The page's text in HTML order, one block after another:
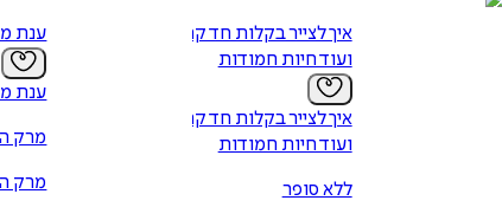
איך לצייר בקלות חד קרן
ועוד חיות חמודות
איך לצייר בקלות חד קרן
ועוד חיות חמודות
ללא סופר
ענת
ענת
מרק
מרק